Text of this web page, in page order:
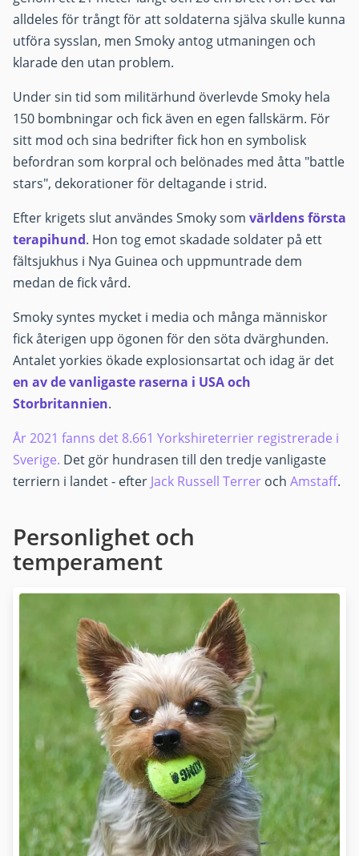
alldeles för trångt för att soldaterna själva skulle kunna
utföra sysslan, men Smoky antog utmaningen och
klarade den utan problem.
Under sin tid som militärhund överlevde Smoky hela
150 bombningar och fick även en egen fallskärm. För
sitt mod och sina bedrifter fick hon en symbolisk
befordran som korpral och belönades med åtta "battle
stars", dekorationer för deltagande i strid.
Efter krigets slut användes Smoky som världens första
terapihund. Hon tog emot skadade soldater på ett
fältsjukhus i Nya Guinea och uppmuntrade dem
medan de fick vård.
Smoky syntes mycket i media och många människor
fick återigen upp ögonen för den söta dvärghunden.
Antalet yorkies ökade explosionsartat och idag är det
en av de vanligaste raserna i USA och
Storbritannien.
År 2021 fanns det 8.661 Yorkshireterrier registrerade i
Sverige. Det gör hundrasen till den tredje vanligaste
terriern i landet - efter Jack Russell Terrer och Amstaff.
Personlighet och
temperament